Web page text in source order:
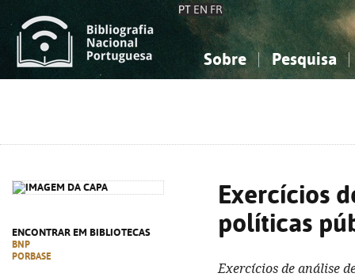
PT EN FR
Sobre Pesquisa
ENCONTRAR EM BIBLIOTECAS
BNP
PORBASE
Exercícios
políticas
Exercícios de análise